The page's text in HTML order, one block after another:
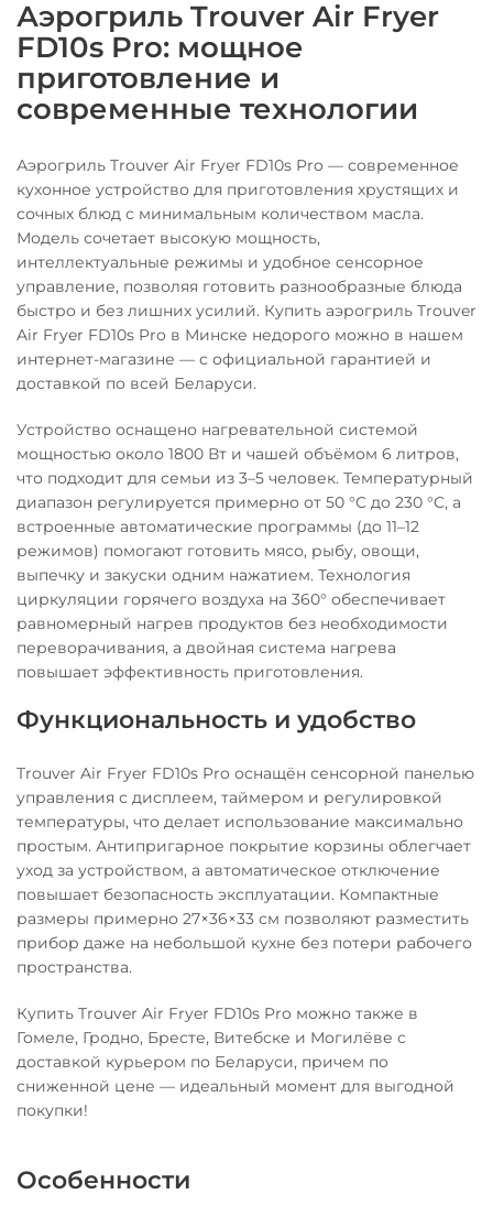
Аэрогриль Trouver Air Fryer
FD10s Pro: мощное
приготовление и
современные технологии
Аэрогриль Trouver Air Fryer FD10s Pro — современное
кухонное устройство для приготовления хрустящих и
сочных блюд с минимальным количеством масла.
Модель сочетает высокую мощность,
интеллектуальные режимы и удобное сенсорное
управление, позволяя готовить разнообразные блюда
быстро и без лишних усилий. Купить аэрогриль Trouver
Air Fryer FD10s Pro в Минске недорого можно в нашем
интернет-магазине — с официальной гарантией и
доставкой по всей Беларуси.
Устройство оснащено нагревательной системой
мощностью около 1800 Вт и чашей объёмом 6 литров,
что подходит для семьи из 3–5 человек. Температурный
диапазон регулируется примерно от 50 °C до 230 °C, а
встроенные автоматические программы (до 11–12
режимов) помогают готовить мясо, рыбу, овощи,
выпечку и закуски одним нажатием. Технология
циркуляции горячего воздуха на 360° обеспечивает
равномерный нагрев продуктов без необходимости
переворачивания, а двойная система нагрева
повышает эффективность приготовления.
Функциональность и удобство
Trouver Air Fryer FD10s Pro оснащён сенсорной панелью
управления с дисплеем, таймером и регулировкой
температуры, что делает использование максимально
простым. Антипригарное покрытие корзины облегчает
уход за устройством, а автоматическое отключение
повышает безопасность эксплуатации. Компактные
размеры примерно 27×36×33 см позволяют разместить
прибор даже на небольшой кухне без потери рабочего
пространства.
Купить Trouver Air Fryer FD10s Pro можно также в
Гомеле, Гродно, Бресте, Витебске и Могилёве с
доставкой курьером по Беларуси, причем по
сниженной цене — идеальный момент для выгодной
покупки!
Особенности